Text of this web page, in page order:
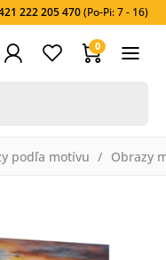
222 205 470(Po-Pi: 7 - 16)
0
podľa motívu Obrazy